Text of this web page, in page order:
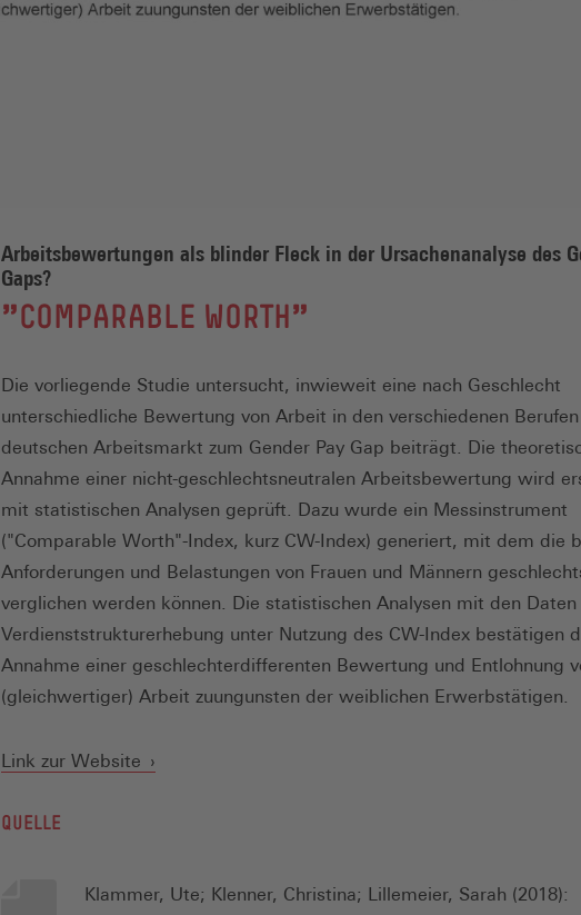
Arbeitsbewertungen als blinder Fleck in der Ursachenanalyse des
Gaps?
:
"COMPARABLE WORTH"
Die vorliegende Studie untersucht, inwieweit eine nach Geschlecht
unterschiedliche Bewertung von Arbeit in den verschiedenen
deutschen Arbeitsmarkt zum Gender Pay Gap beiträgt. Die
Annahme einer nicht-geschlechtsneutralen Arbeitsbewertung wird
mit statistischen Analysen geprüft. Dazu wurde ein Messinstrument
("Comparable Worth"-Index, kurz CW-Index) generiert, mit dem die
Anforderungen und Belastungen von Frauen und Männern
verglichen werden können. Die statistischen Analysen mit den
Verdienststrukturerhebung unter Nutzung des CW-Index bestätigen
Annahme einer geschlechterdifferenten Bewertung und Entlohnung
(gleichwertiger) Arbeit zuungunsten der weiblichen Erwerbstätigen.
Link zur Website (Öffnet
Fenster)
QUELLE
Klammer, Ute; Klenner, Christina; Lillemeier, Sarah (2018):